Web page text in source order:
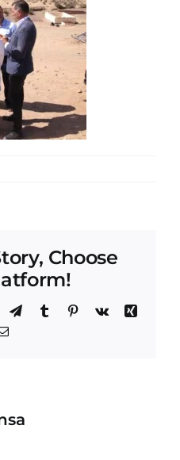
Choose
TelegramTumblrPinterest
Vk
Xing
Correo